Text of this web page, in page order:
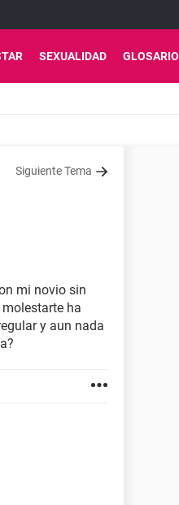
SEXUALIDAD GLOSARIO
Siguiente Tema
mi novio sin
ha
y aun nada